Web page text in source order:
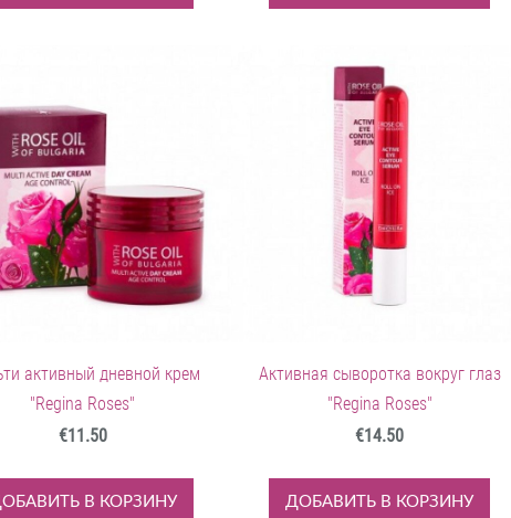
активный дневной крем
"Regina Roses"
€11.50
В КОРЗИНУ
Активная сыворотка вокруг глаз
"Regina Roses"
€14.50
ДОБАВИТЬ В КОРЗИНУ